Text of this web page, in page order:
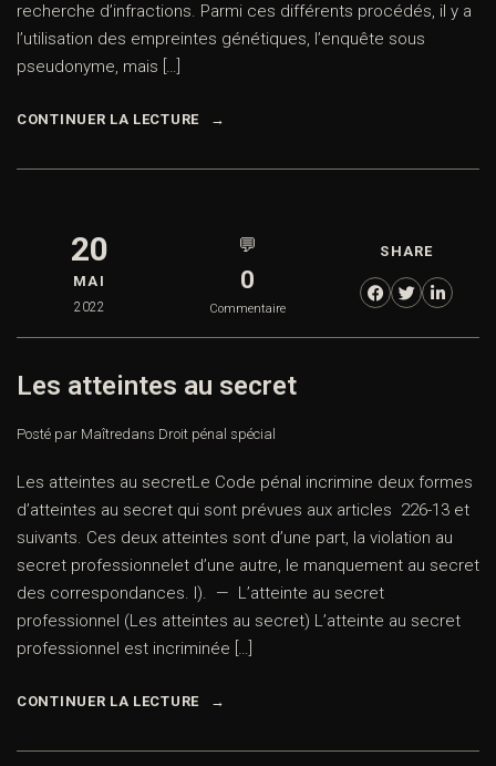
recherche d’infractions. Parmi ces différents procédés, il y a
l’utilisation des empreintes génétiques, l’enquête sous
pseudonyme, mais […]
CONTINUER LA LECTURE
20
MAI
2022
💬
0
Commentaire
SHARE
Les atteintes au secret
Posté par Maîtredans Droit pénal spécial
Les atteintes au secretLe Code pénal incrimine deux formes
d’atteintes au secret qui sont prévues aux articles 226-13 et
suivants. Ces deux atteintes sont d’une part, la violation au
secret professionnelet d’une autre, le manquement au secret
des correspondances. I). — L’atteinte au secret
professionnel (Les atteintes au secret) L’atteinte au secret
professionnel est incriminée […]
CONTINUER LA LECTURE